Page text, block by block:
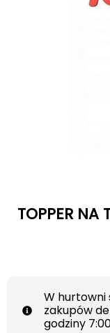
TOPPER NA
W hurtowni
zakupów
godziny